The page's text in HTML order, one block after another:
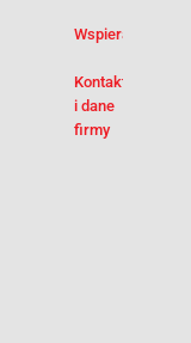
Wspieramy
Kontakt
i dane
firmy